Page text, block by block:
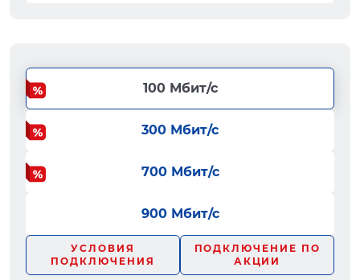
100 Мбит/с
300 Мбит/с
700 Мбит/с
900 Мбит/с
УСЛОВИЯ
ПОДКЛЮЧЕНИЯ
ПОДКЛЮЧЕНИЕ ПО
АКЦИИ